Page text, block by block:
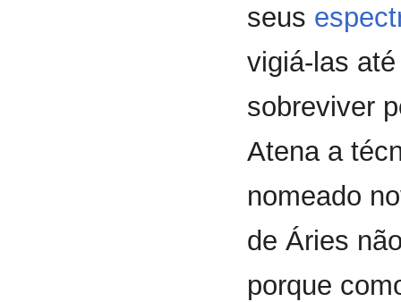
seus
vigiá-las
sobreviver
Atena a
nomeado
de Áries
porque